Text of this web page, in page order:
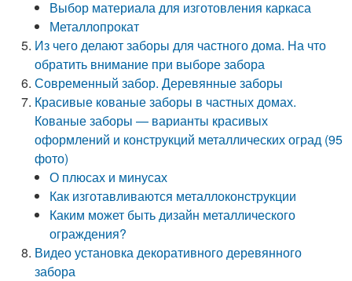
Выбор материала для изготовления каркаса
Металлопрокат
Из чего делают заборы для частного дома. На что
обратить внимание при выборе забора
Современный забор. Деревянные заборы
Красивые кованые заборы в частных домах.
Кованые заборы — варианты красивых
оформлений и конструкций металлических оград (95
фото)
О плюсах и минусах
Как изготавливаются металлоконструкции
Каким может быть дизайн металлического
ограждения?
Видео установка декоративного деревянного
забора